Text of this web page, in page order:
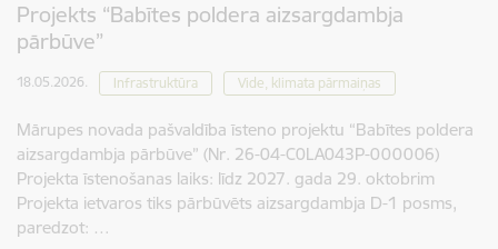
Projekts “Babītes poldera aizsargdambja
pārbūve”
18.05.2026. Infrastruktūra Vide, klimata pārmaiņas
Mārupes novada pašvaldība īsteno projektu “Babītes poldera
aizsargdambja pārbūve” (Nr. 26-04-C0LA043P-000006)
Projekta īstenošanas laiks: līdz 2027. gada 29. oktobrim
Projekta ietvaros tiks pārbūvēts aizsargdambja D-1 posms,
paredzot: …